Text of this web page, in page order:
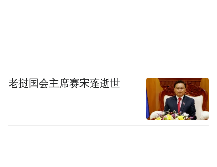
老挝国会主席赛宋蓬逝世